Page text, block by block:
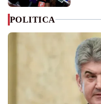
POLITICA